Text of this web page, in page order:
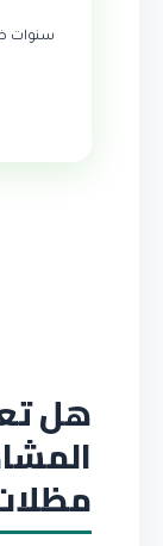
سنوات
هل